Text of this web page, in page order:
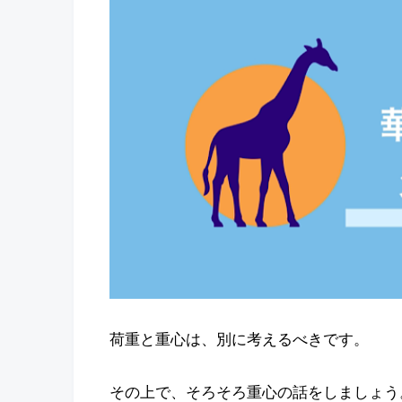
荷重と重心は、別に考えるべきです。
その上で、そろそろ重心の話をしましょ